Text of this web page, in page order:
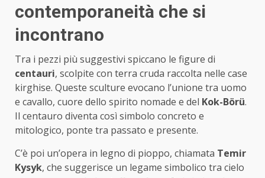
contemporaneità che si
incontrano
Tra i pezzi più suggestivi spiccano le figure di
centauri, scolpite con terra cruda raccolta nelle case
kirghise. Queste sculture evocano l’unione tra uomo
e cavallo, cuore dello spirito nomade e del Kok-Börü.
Il centauro diventa così simbolo concreto e
mitologico, ponte tra passato e presente.
C’è poi un’opera in legno di pioppo, chiamata Temir
Kysyk, che suggerisce un legame simbolico tra cielo